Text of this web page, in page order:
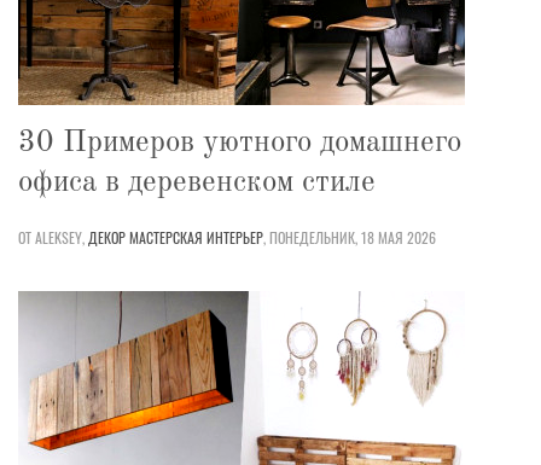
30 Примеров уютного домашнего
офиса в деревенском стиле
ОТ ALEKSEY, ДЕКОРМАСТЕРСКАЯ ИНТЕРЬЕР,ПОНЕДЕЛЬНИК, 18 МАЯ 2026